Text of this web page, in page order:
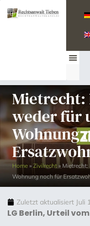
Mietrecht:
weder für
Wohnung
Home » Zivilrecht »
Wohnung noch für
Zuletzt aktualisiert Juli
LG Berlin, Urteil